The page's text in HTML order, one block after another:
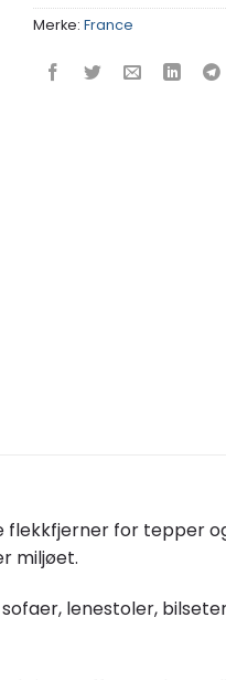
Merke: France
for tepper
miljøet.
lenestoler,